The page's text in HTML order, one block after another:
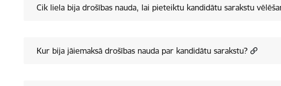
Cik liela bija drošības nauda, lai pieteiktu kandidātu sarakstu
Kur bija jāiemaksā drošības nauda par kandidātu sarakstu?